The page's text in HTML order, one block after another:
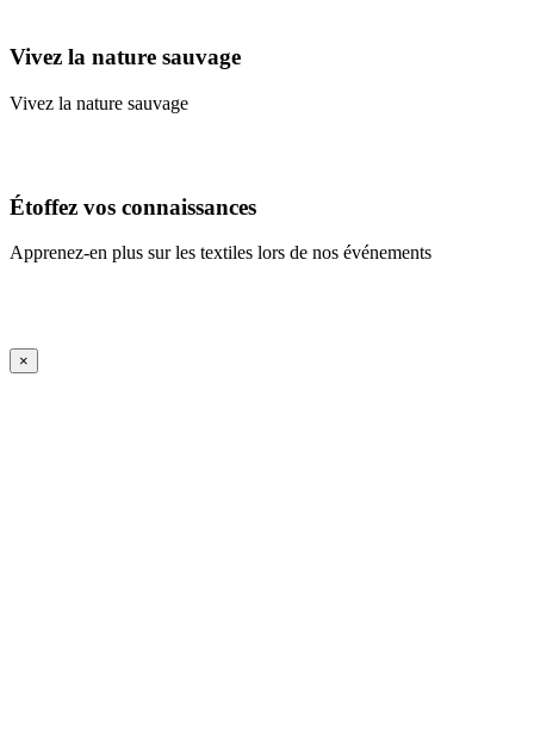
Vivez la nature sauvage
Vivez la nature sauvage
Étoffez vos connaissances
Apprenez-en plus sur les textiles lors de nos événements
iFrame Title
×